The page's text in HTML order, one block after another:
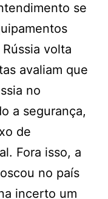
se
volta
avaliam que
no
a segurança,
de
Fora isso, a
no país
incerto um